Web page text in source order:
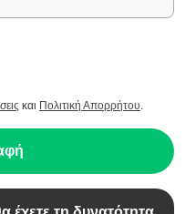
και Πολιτική Απορρήτου.